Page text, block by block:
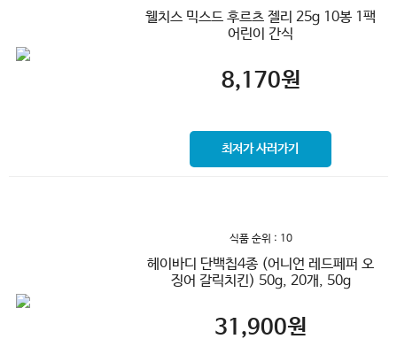
웰치스 믹스드 후르츠 젤리 25g 10봉 1팩
어린이 간식
8,170원
최저가 사러가기
식품 순위 : 10
헤이바디 단백칩4종 (어니언 레드페퍼 오
징어 갈릭치킨) 50g, 20개, 50g
31,900원